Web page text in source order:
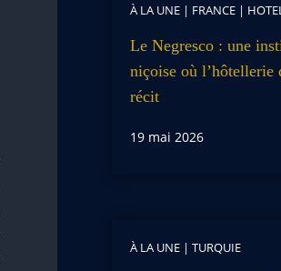
À LA UNE| FRANCE|
Le Negresco : une
niçoise où l’hôtellerie
récit
19 mai 2026
À LA UNE| TURQUIE